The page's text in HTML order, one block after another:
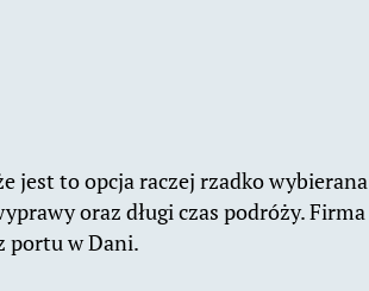
jest to opcja raczej rzadko wybierana
oraz długi czas podróży. Firma
portu w Dani.